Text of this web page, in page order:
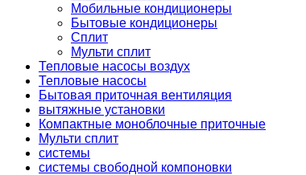
Мобильные кондиционеры
Бытовые кондиционеры
Сплит
Мульти сплит
Тепловые насосы воздух
Тепловые насосы
Бытовая приточная вентиляция
вытяжные установки
Компактные моноблочные приточные
Мульти сплит
системы
системы свободной компоновки